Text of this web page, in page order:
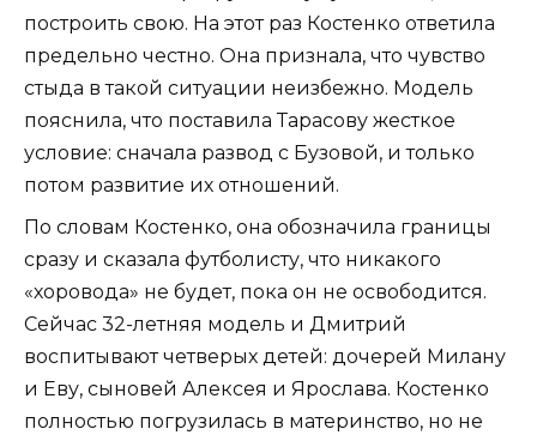
построить свою. На этот раз Костенко ответила
предельно честно. Она признала, что чувство
стыда в такой ситуации неизбежно. Модель
пояснила, что поставила Тарасову жесткое
условие: сначала развод с Бузовой, и только
потом развитие их отношений.
По словам Костенко, она обозначила границы
сразу и сказала футболисту, что никакого
«хоровода» не будет, пока он не освободится.
Сейчас 32-летняя модель и Дмитрий
воспитывают четверых детей: дочерей Милану
и Еву, сыновей Алексея и Ярослава. Костенко
полностью погрузилась в материнство, но не